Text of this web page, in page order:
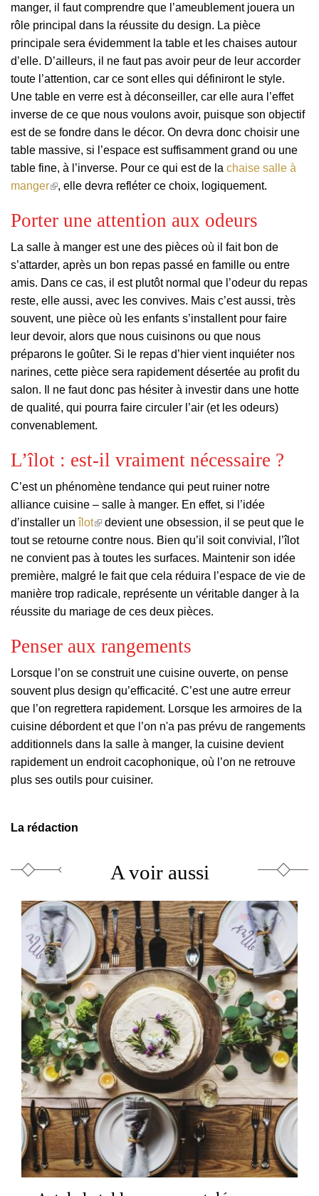
manger, il faut comprendre que l’ameublement jouera un
rôle principal dans la réussite du design. La pièce
principale sera évidemment la table et les chaises autour
d’elle. D’ailleurs, il ne faut pas avoir peur de leur accorder
toute l’attention, car ce sont elles qui définiront le style.
Une table en verre est à déconseiller, car elle aura l’effet
inverse de ce que nous voulons avoir, puisque son objectif
est de se fondre dans le décor. On devra donc choisir une
table massive, si l’espace est suffisamment grand ou une
table fine, à l’inverse. Pour ce qui est de la chaise salle à
manger(le
externe)
, elle devra refléter ce choix, logiquement.
Porter une attention aux odeurs
La salle à manger est une des pièces où il fait bon de
s’attarder, après un bon repas passé en famille ou entre
amis. Dans ce cas, il est plutôt normal que l’odeur du repas
reste, elle aussi, avec les convives. Mais c’est aussi, très
souvent, une pièce où les enfants s’installent pour faire
leur devoir, alors que nous cuisinons ou que nous
préparons le goûter. Si le repas d’hier vient inquiéter nos
narines, cette pièce sera rapidement désertée au profit du
salon. Il ne faut donc pas hésiter à investir dans une hotte
de qualité, qui pourra faire circuler l’air (et les odeurs)
convenablement.
L’îlot : est-il vraiment nécessaire ?
C’est un phénomène tendance qui peut ruiner notre
alliance cuisine – salle à manger. En effet, si l’idée
d’installer unîlot(le
est
externe)
devient une obsession, il se peut que le
tout se retourne contre nous. Bien qu’il soit convivial, l’îlot
ne convient pas à toutes les surfaces. Maintenir son idée
première, malgré le fait que cela réduira l’espace de vie de
manière trop radicale, représente un véritable danger à la
réussite du mariage de ces deux pièces.
Penser aux rangements
Lorsque l’on se construit une cuisine ouverte, on pense
souvent plus design qu’efficacité. C’est une autre erreur
que l’on regrettera rapidement. Lorsque les armoires de la
cuisine débordent et que l’on n'a pas prévu de rangements
additionnels dans la salle à manger, la cuisine devient
rapidement un endroit cacophonique, où l’on ne retrouve
plus ses outils pour cuisiner.
La rédaction
A voir aussi